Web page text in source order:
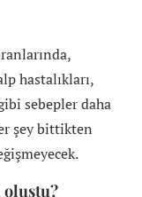
hastalıkları,
sebepler daha
şey bittikten
oluştu?